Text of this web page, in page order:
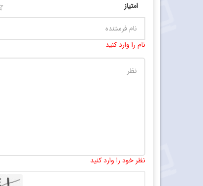
امتیاز
نام را وارد کنید
نظر خود را وارد کنید